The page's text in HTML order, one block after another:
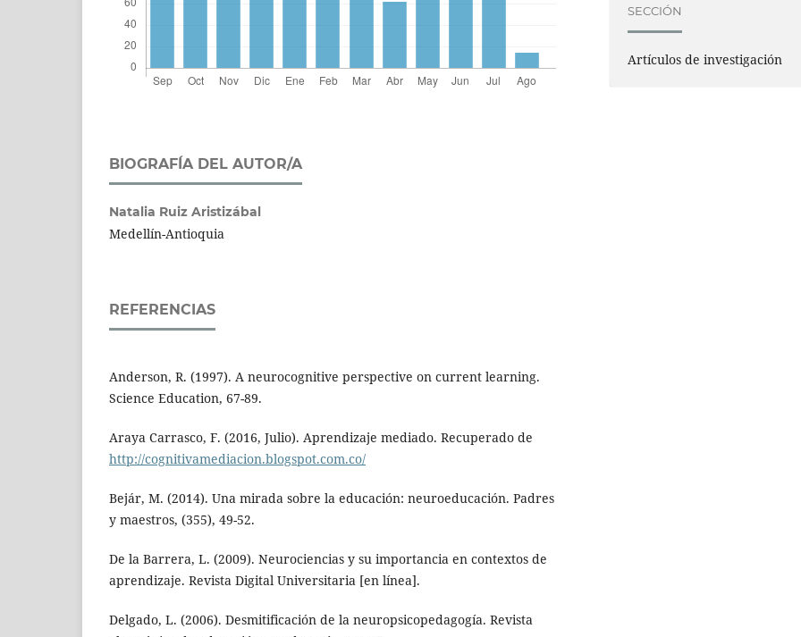
BIOGRAFÍA DEL AUTOR/A
Natalia Ruiz Aristizábal
Medellín-Antioquia
REFERENCIAS
Anderson, R. (1997). A neurocognitive perspective on current learning.
Science Education, 67-89.
Araya Carrasco, F. (2016, Julio). Aprendizaje mediado. Recuperado de
http://cognitivamediacion.blogspot.com.co/
Bejár, M. (2014). Una mirada sobre la educación: neuroeducación. Padres
y maestros, (355), 49-52.
De la Barrera, L. (2009). Neurociencias y su importancia en contextos de
aprendizaje. Revista Digital Universitaria [en línea].
Delgado, L. (2006). Desmitificación de la neuropsicopedagogía. Revista
SECCIÓN
Artículos de investigación